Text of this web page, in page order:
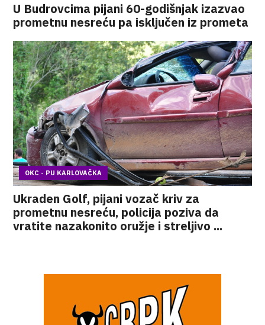
U Budrovcima pijani 60-godišnjak izazvao
prometnu nesreću pa isključen iz prometa
OKC - PU KARLOVAČKA
Ukraden Golf, pijani vozač kriv za
prometnu nesreću, policija poziva da
vratite nazakonito oružje i streljivo ...